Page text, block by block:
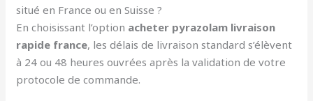
situé en France ou en Suisse ?
En choisissant l’option acheter pyrazolam livraison
rapide france, les délais de livraison standard s’élèvent
à 24 ou 48 heures ouvrées après la validation de votre
protocole de commande.